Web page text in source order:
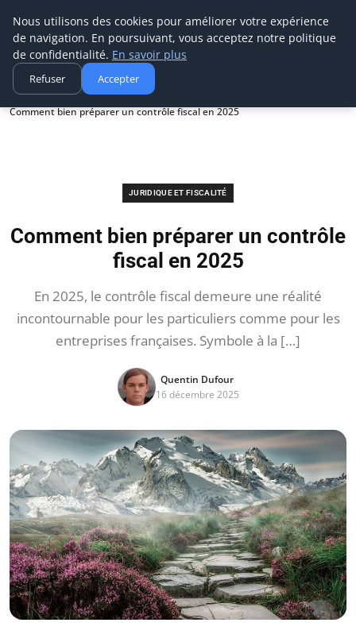
Techsumo
Accueil
Juridique et fiscalité
Comment bien préparer un contrôle fiscal en 2025
JURIDIQUE ET FISCALITÉ
Comment bien préparer un contrôle
fiscal en 2025
En 2025, le contrôle fiscal demeure une réalité
incontournable pour les particuliers comme pour les
entreprises françaises. Symbole à la […]
Quentin Dufour
16 décembre 2025
Nous utilisons des cookies pour améliorer votre expérience
de navigation. En poursuivant, vous acceptez notre politique
de confidentialité. En savoir plus
Refuser Accepter